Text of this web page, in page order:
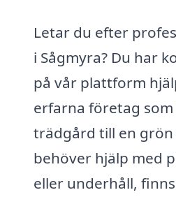
Letar du efter
i Sågmyra? Du har
på vår plattform
erfarna företag
trädgård till en grön
behöver hjälp med
eller underhåll,